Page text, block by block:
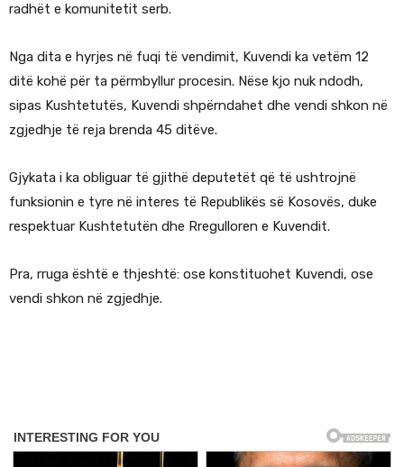
radhët e komunitetit serb.
Nga dita e hyrjes në fuqi të vendimit, Kuvendi ka vetëm 12
ditë kohë për ta përmbyllur procesin. Nëse kjo nuk ndodh,
sipas Kushtetutës, Kuvendi shpërndahet dhe vendi shkon në
zgjedhje të reja brenda 45 ditëve.
Gjykata i ka obliguar të gjithë deputetët që të ushtrojnë
funksionin e tyre në interes të Republikës së Kosovës, duke
respektuar Kushtetutën dhe Rregulloren e Kuvendit.
Pra, rruga është e thjeshtë: ose konstituohet Kuvendi, ose
vendi shkon në zgjedhje.